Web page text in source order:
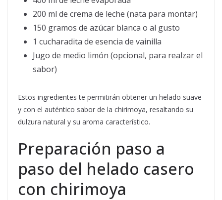
200 ml de crema de leche (nata para montar)
150 gramos de azúcar blanca o al gusto
1 cucharadita de esencia de vainilla
Jugo de medio limón (opcional, para realzar el
sabor)
Estos ingredientes te permitirán obtener un helado suave
y con el auténtico sabor de la chirimoya, resaltando su
dulzura natural y su aroma característico.
Preparación paso a
paso del helado casero
con chirimoya